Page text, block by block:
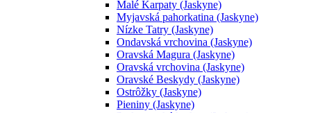
Malé Karpaty (Jaskyne)
Myjavská pahorkatina (Jaskyne)
Nízke Tatry (Jaskyne)
Ondavská vrchovina (Jaskyne)
Oravská Magura (Jaskyne)
Oravská vrchovina (Jaskyne)
Oravské Beskydy (Jaskyne)
Ostrôžky (Jaskyne)
Pieniny (Jaskyne)